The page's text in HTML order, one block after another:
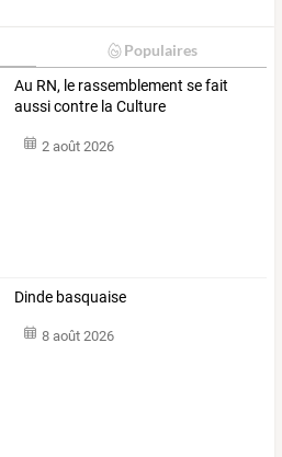
Populaires
Au RN, le rassemblement se fait
aussi contre la Culture
2 août 2026
Dinde basquaise
8 août 2026